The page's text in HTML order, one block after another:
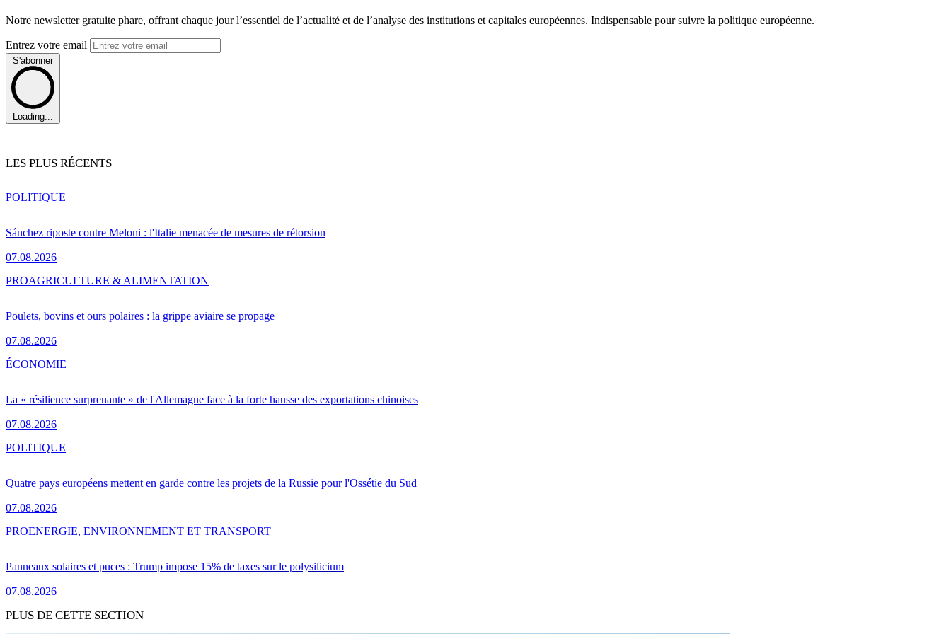
Notre newsletter gratuite phare, offrant chaque jour l’essentiel de l’actualité et de l’analyse des institutions et capitales européennes. Indispensable pour suivre la politique européenne.
Entrez votre email
S'abonner
Loading...
LES PLUS RÉCENTS
Sánchez riposte contre Meloni : l'Italie menacée de mesures de rétorsion
07.08.2026
POLITIQUE
Poulets, bovins et ours polaires : la grippe aviaire se propage
07.08.2026
PROAGRICULTURE & ALIMENTATION
La « résilience surprenante » de l'Allemagne face à la forte hausse des exportations chinoises
07.08.2026
ÉCONOMIE
Quatre pays européens mettent en garde contre les projets de la Russie pour l'Ossétie du Sud
07.08.2026
POLITIQUE
Panneaux solaires et puces : Trump impose 15% de taxes sur le polysilicium
07.08.2026
PROENERGIE, ENVIRONNEMENT ET TRANSPORT
PLUS DE CETTE SECTION